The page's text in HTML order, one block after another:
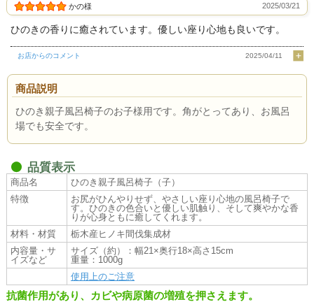
かの様 2025/03/21
ひのきの香りに癒されています。優しい座り心地も良いです。
お店からのコメント 2025/04/11
商品説明
ひのき親子風呂椅子のお子様用です。角がとってあり、お風呂
場でも安全です。
品質表示
商品名
ひのき親子風呂椅子（子）
特徴
お尻がひんやりせず、やさしい座り心地の風呂椅子で
す。ひのきの色合いと優しい肌触り、そして爽やかな香
りが心身ともに癒してくれます。
材料・材質
栃木産ヒノキ間伐集成材
内容量・サ
イズなど
サイズ（約）：幅21×奥行18×高さ15cm
重量：1000g
使用上のご注意
抗菌作用があり、カビや病原菌の増殖を押さえます。